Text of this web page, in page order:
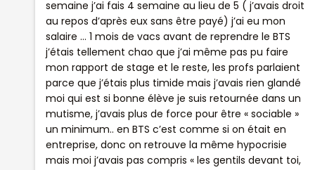
semaine j’ai fais 4 semaine au lieu de 5 ( j’avais droit
au repos d’après eux sans être payé) j’ai eu mon
salaire … 1 mois de vacs avant de reprendre le BTS
j’étais tellement chao que j’ai même pas pu faire
mon rapport de stage et le reste, les profs parlaient
parce que j’étais plus timide mais j’avais rien glandé
moi qui est si bonne élève je suis retournée dans un
mutisme, j’avais plus de force pour être « sociable »
un minimum.. en BTS c’est comme si on était en
entreprise, donc on retrouve la même hypocrisie
mais moi j’avais pas compris « les gentils devant toi,